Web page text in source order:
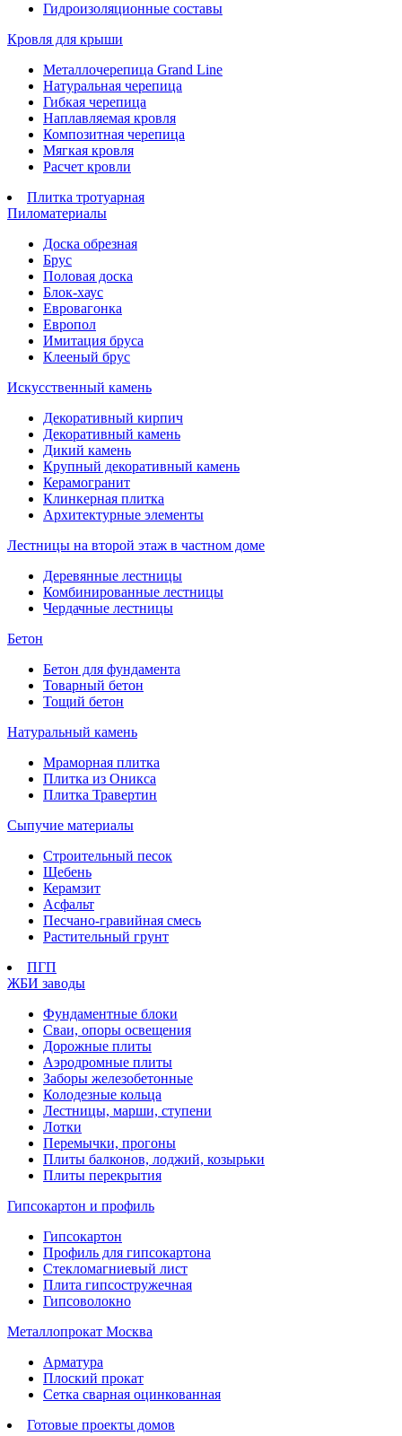
Гидроизоляционные составы
Кровля для крыши
Металлочерепица Grand Line
Натуральная черепица
Гибкая черепица
Наплавляемая кровля
Композитная черепица
Мягкая кровля
Расчет кровли
Плитка тротуарная
Пиломатериалы
Доска обрезная
Брус
Половая доска
Блок-хаус
Евровагонка
Европол
Имитация бруса
Клееный брус
Искусственный камень
Декоративный кирпич
Декоративный камень
Дикий камень
Крупный декоративный камень
Керамогранит
Клинкерная плитка
Архитектурные элементы
Лестницы на второй этаж в частном доме
Деревянные лестницы
Комбинированные лестницы
Чердачные лестницы
Бетон
Бетон для фундамента
Товарный бетон
Тощий бетон
Натуральный камень
Мраморная плитка
Плитка из Оникса
Плитка Травертин
Сыпучие материалы
Строительный песок
Щебень
Керамзит
Асфальт
Песчано-гравийная смесь
Растительный грунт
ПГП
ЖБИ заводы
Фундаментные блоки
Сваи, опоры освещения
Дорожные плиты
Аэродромные плиты
Заборы железобетонные
Колодезные кольца
Лестницы, марши, ступени
Лотки
Перемычки, прогоны
Плиты балконов, лоджий, козырьки
Плиты перекрытия
Гипсокартон и профиль
Гипсокартон
Профиль для гипсокартона
Стекломагниевый лист
Плита гипсостружечная
Гипсоволокно
Металлопрокат Москва
Арматура
Плоский прокат
Сетка сварная оцинкованная
Готовые проекты домов